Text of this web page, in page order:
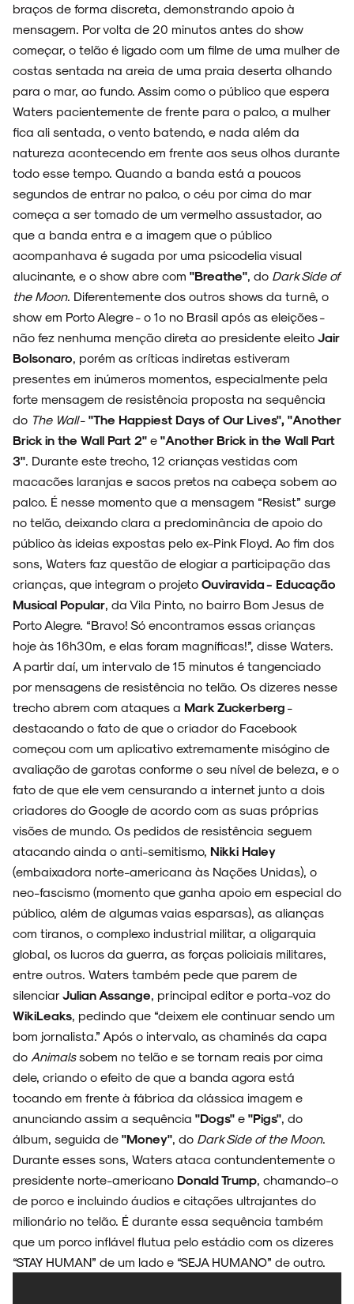
SOBRE
braços de forma discreta, demonstrando apoio à
mensagem. Por volta de 20 minutos antes do show
começar, o telão é ligado com um filme de uma mulher de
costas sentada na areia de uma praia deserta olhando
para o mar, ao fundo. Assim como o público que espera
Waters pacientemente de frente para o palco, a mulher
fica ali sentada, o vento batendo, e nada além da
natureza acontecendo em frente aos seus olhos durante
todo esse tempo. Quando a banda está a poucos
segundos de entrar no palco, o céu por cima do mar
começa a ser tomado de um vermelho assustador, ao
que a banda entra e a imagem que o público
acompanhava é sugada por uma psicodelia visual
alucinante, e o show abre com "Breathe", do Dark Side of
the Moon. Diferentemente dos outros shows da turnê, o
show em Porto Alegre - o 1º no Brasil após as eleições -
não fez nenhuma menção direta ao presidente eleito Jair
Bolsonaro, porém as críticas indiretas estiveram
presentes em inúmeros momentos, especialmente pela
forte mensagem de resistência proposta na sequência
do The Wall- "The Happiest Days of Our Lives", "Another
Brick in the Wall Part 2" e "Another Brick in the Wall Part
3". Durante este trecho, 12 crianças vestidas com
macacões laranjas e sacos pretos na cabeça sobem ao
palco. É nesse momento que a mensagem “Resist” surge
no telão, deixando clara a predominância de apoio do
público às ideias expostas pelo ex-Pink Floyd. Ao fim dos
sons, Waters faz questão de elogiar a participação das
crianças, que integram o projeto Ouviravida - Educação
Musical Popular, da Vila Pinto, no bairro Bom Jesus de
Porto Alegre. “Bravo! Só encontramos essas crianças
hoje às 16h30m, e elas foram magníficas!”, disse Waters.
A partir daí, um intervalo de 15 minutos é tangenciado
por mensagens de resistência no telão. Os dizeres nesse
trecho abrem com ataques a Mark Zuckerberg -
destacando o fato de que o criador do Facebook
começou com um aplicativo extremamente misógino de
avaliação de garotas conforme o seu nível de beleza, e o
fato de que ele vem censurando a internet junto a dois
criadores do Google de acordo com as suas próprias
visões de mundo. Os pedidos de resistência seguem
atacando ainda o anti-semitismo, Nikki Haley
(embaixadora norte-americana às Nações Unidas), o
neo-fascismo (momento que ganha apoio em especial do
público, além de algumas vaias esparsas), as alianças
com tiranos, o complexo industrial militar, a oligarquia
global, os lucros da guerra, as forças policiais militares,
entre outros. Waters também pede que parem de
silenciarJulian Assange, principal editor e porta-voz do
WikiLeaks, pedindo que “deixem ele continuar sendo um
bom jornalista.” Após o intervalo, as chaminés da capa
do Animalssobem no telão e se tornam reais por cima
dele, criando o efeito de que a banda agora está
tocando em frente à fábrica da clássica imagem e
anunciando assim a sequência "Dogs" e "Pigs", do
álbum, seguida de "Money", do Dark Side of the Moon.
Durante esses sons, Waters ataca contundentemente o
presidente norte-americano Donald Trump, chamando-o
de porco e incluindo áudios e citações ultrajantes do
milionário no telão. É durante essa sequência também
que um porco inflável flutua pelo estádio com os dizeres
“STAY HUMAN” de um lado e “SEJA HUMANO” de outro.